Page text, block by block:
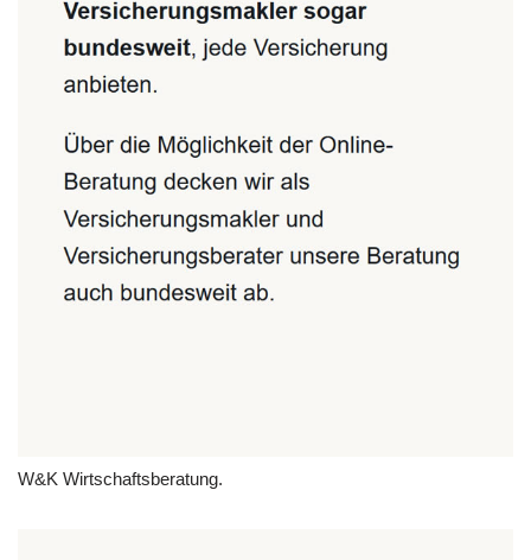
W&K Wirtschaftsberatung.